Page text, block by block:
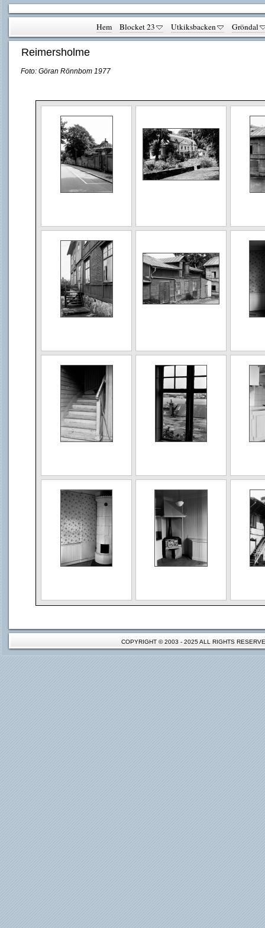
Hem Blocket 23 Utkiksbacken Gröndal
Reimersholme
Foto: Göran Rönnbom 1977
COPYRIGHT © 2003 - 2025 ALL RIGHTS